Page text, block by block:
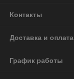
Контакты
Доставка и оплата
График работы